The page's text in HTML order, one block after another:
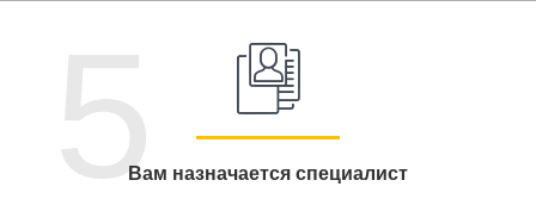
5
Вам назначается специалист